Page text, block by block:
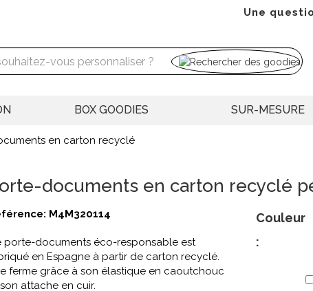
Une
BOX GOODIES SUR-MESURE
en carton recyclé
documents en carton recyclé
M4M320114
porte-documents éco-responsable est
en Espagne à partir de carton recyclé.
ferme grâce à son élastique en caoutchouc
attache en cuir.
Couleur
: